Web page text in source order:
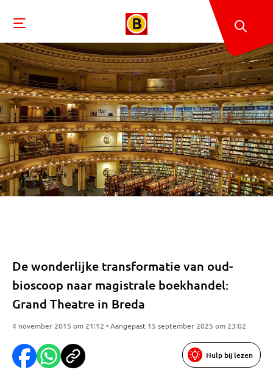
De wonderlijke transformatie van oud-
bioscoop naar magistrale boekhandel:
Grand Theatre in Breda
4 november 2015 om 21:12 • Aangepast 15 september 2025 om 23:02
Hulp bij lezen